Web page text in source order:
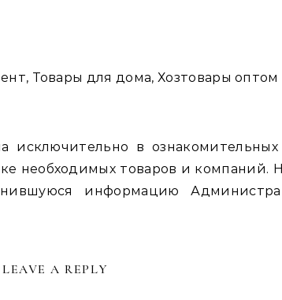
Товары для дома, Хозтовары оптом
исключительно в
необходимых товаров и компаний.
информацию
LEAVE A REPLY